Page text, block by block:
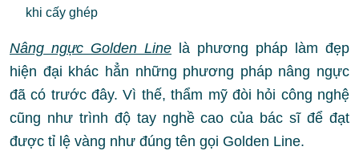
khi cấy ghép
Nâng ngực Golden Line là phương pháp làm đẹp
hiện đại khác hẳn những phương pháp nâng ngực
đã có trước đây. Vì thế, thẩm mỹ đòi hỏi công nghệ
cũng như trình độ tay nghề cao của bác sĩ để đạt
được tỉ lệ vàng như đúng tên gọi Golden Line.